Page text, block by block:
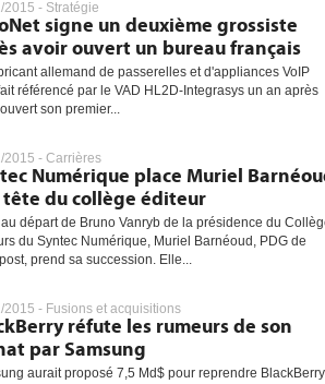
gratuite
2015 - Stratégie
signe un deuxième grossiste
avoir ouvert un bureau français
allemand de passerelles et d'appliances VoIP
référencé par le VAD HL2D-Integrasys un an après
son premier...
2015 - Carrières
Numérique place Muriel
tête du collège éditeur
départ de Bruno Vanryb de la présidence du
du Syntec Numérique, Muriel Barnéoud, PDG de
prend sa succession. Elle...
2015 - Fusions et acquisitions
réfute les rumeurs de son
par Samsung
aurait proposé 7,5 Md$ pour reprendre